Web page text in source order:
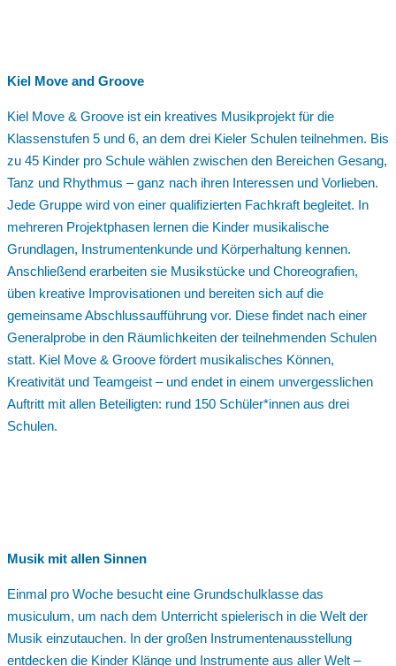
Kiel Move and Groove
Kiel Move & Groove ist ein kreatives Musikprojekt für die
Klassenstufen 5 und 6, an dem drei Kieler Schulen teilnehmen. Bis
zu 45 Kinder pro Schule wählen zwischen den Bereichen Gesang,
Tanz und Rhythmus – ganz nach ihren Interessen und Vorlieben.
Jede Gruppe wird von einer qualifizierten Fachkraft begleitet. In
mehreren Projektphasen lernen die Kinder musikalische
Grundlagen, Instrumentenkunde und Körperhaltung kennen.
Anschließend erarbeiten sie Musikstücke und Choreografien,
üben kreative Improvisationen und bereiten sich auf die
gemeinsame Abschlussaufführung vor. Diese findet nach einer
Generalprobe in den Räumlichkeiten der teilnehmenden Schulen
statt. Kiel Move & Groove fördert musikalisches Können,
Kreativität und Teamgeist – und endet in einem unvergesslichen
Auftritt mit allen Beteiligten: rund 150 Schüler*innen aus drei
Schulen.
Musik mit allen Sinnen
Einmal pro Woche besucht eine Grundschulklasse das
musiculum, um nach dem Unterricht spielerisch in die Welt der
Musik einzutauchen. In der großen Instrumentenausstellung
entdecken die Kinder Klänge und Instrumente aus aller Welt –